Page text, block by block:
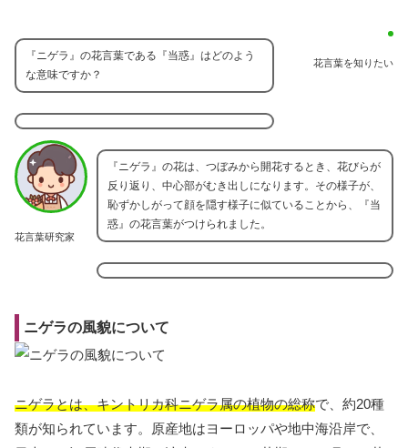
花言葉を知りたい
『ニゲラ』の花言葉である『当惑』はどのよう
な意味ですか？
花言葉研究家
『ニゲラ』の花は、つぼみから開花するとき、花びらが
反り返り、中心部がむき出しになります。その様子が、
恥ずかしがって顔を隠す様子に似ていることから、『当
惑』の花言葉がつけられました。
ニゲラの風貌について
ニゲラとは、キントリカ科ニゲラ属の植物の総称で、約20種
類が知られています。原産地はヨーロッパや地中海沿岸で、